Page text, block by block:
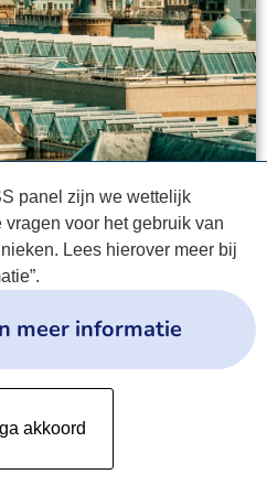
panel zijn we wettelijk
voor het gebruik van
Lees hierover meer bij
meer informatie
akkoord